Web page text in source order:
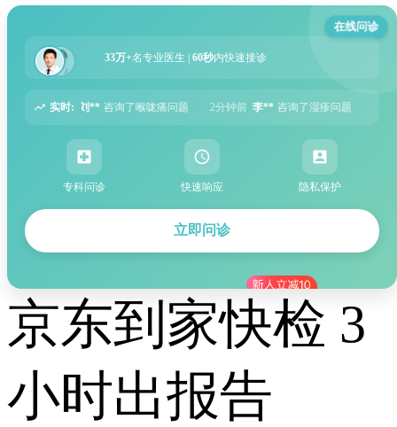
在线问诊
33万+名专业医生 | 60秒内快速接诊
实时:
痛问题 2分钟前 李** 咨询了湿疹问题 5分钟前 张** 咨询了过敏性鼻炎问题
专科问诊 快速响应 隐私保护
立即问诊
京东到家快检 3
小时出报告